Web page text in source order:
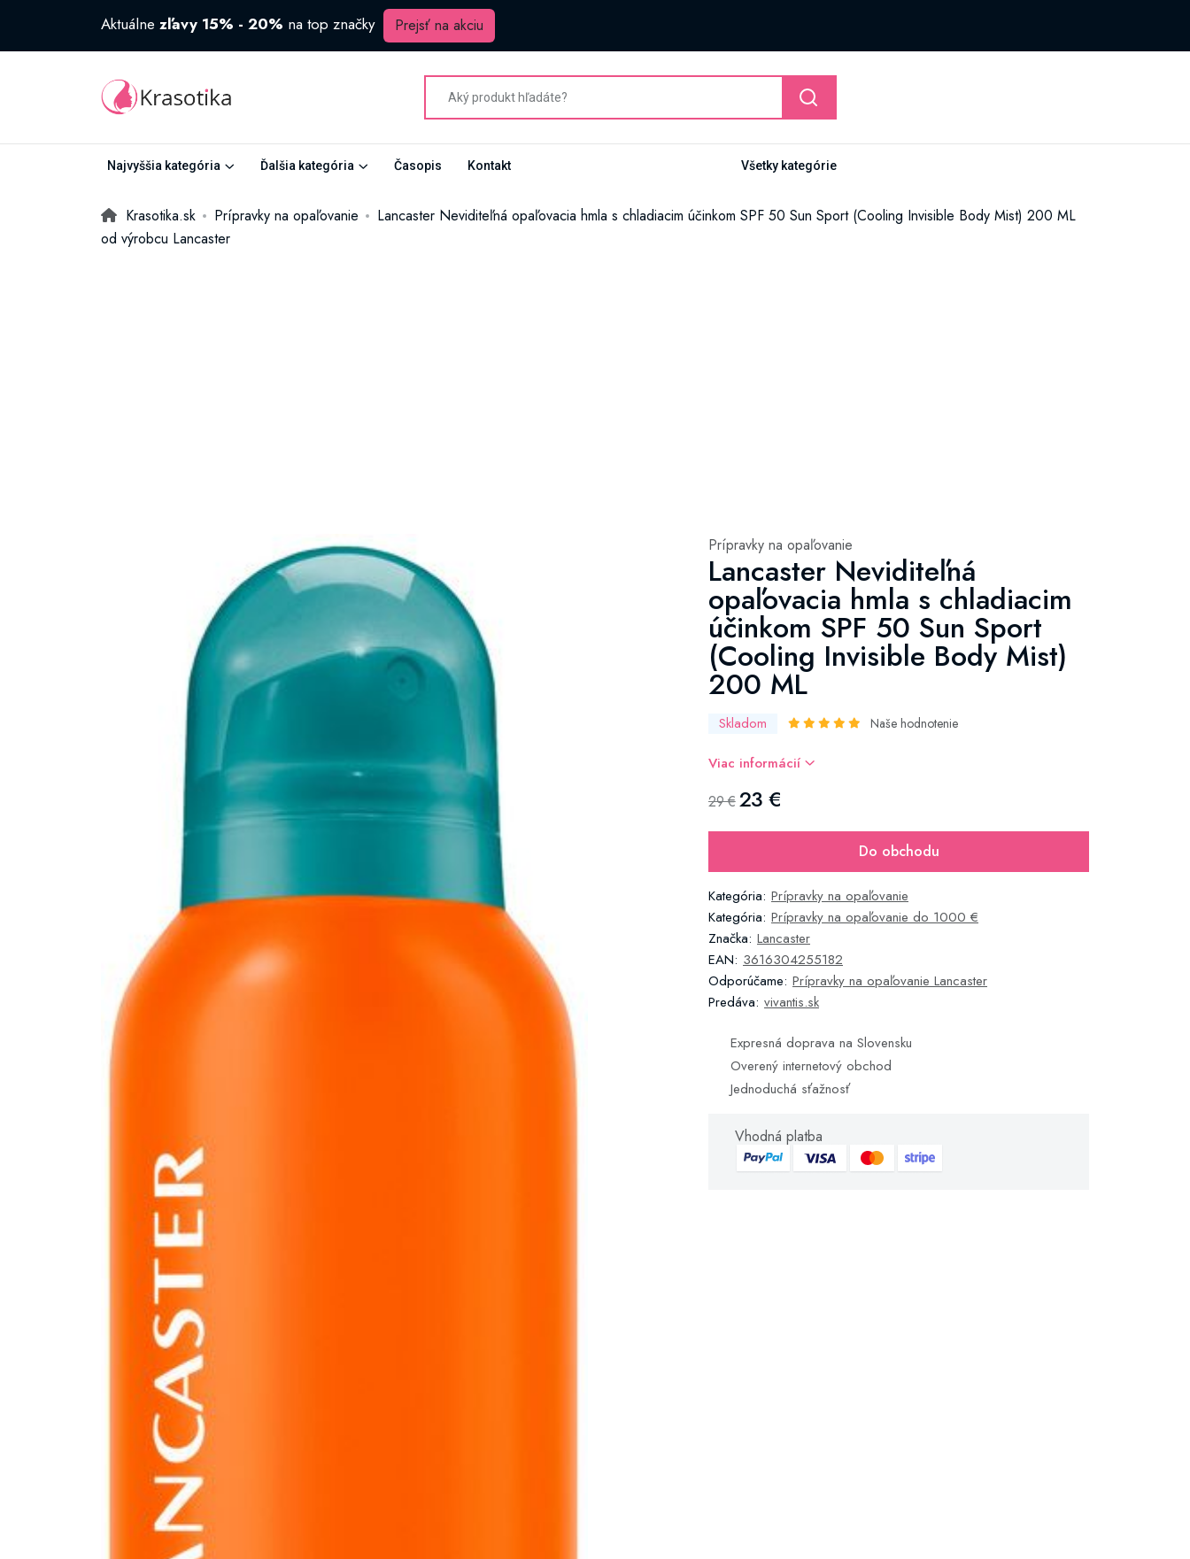
Aktuálne zľavy 15% - 20% na top značky Prejsť na akciu
Najvyššia kategória Ďalšia kategória Časopis Kontakt Všetky kategórie
Krasotika.sk Prípravky na opaľovanie
Lancaster Neviditeľná opaľovacia hmla s chladiacim účinkom SPF 50 Sun Sport (Cooling Invisible Body Mist) 200 ML
od výrobcu Lancaster
Prípravky na opaľovanie
Lancaster Neviditeľná
opaľovacia hmla s chladiacim
účinkom SPF 50 Sun Sport
(Cooling Invisible Body Mist)
200 ML
Skladom Naše hodnotenie
Viac informácií
29 €23 €
Do obchodu
Kategória: Prípravky na opaľovanie
Kategória: Prípravky na opaľovanie do 1000 €
Značka: Lancaster
EAN: 3616304255182
Odporúčame: Prípravky na opaľovanie Lancaster
Predáva: vivantis.sk
Expresná doprava na Slovensku
Overený internetový obchod
Jednoduchá sťažnosť
Vhodná platba